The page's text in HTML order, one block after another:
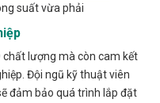
suất vừa phải
chất lượng mà còn cam kết
Đội ngũ kỹ thuật viên
đảm bảo quá trình lắp đặt